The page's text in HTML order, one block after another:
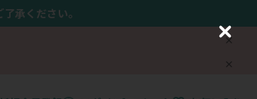
承ください。
C
o